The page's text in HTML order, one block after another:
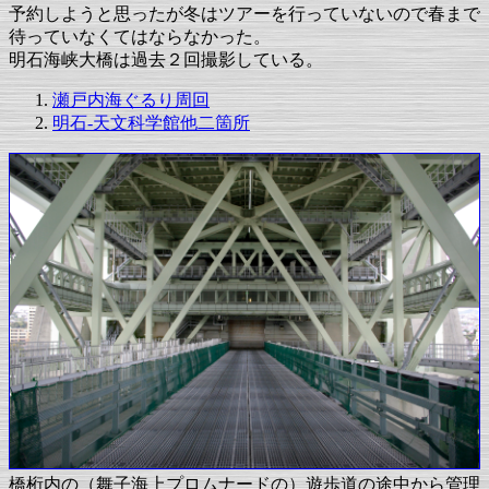
予約しようと思ったが冬はツアーを行っていないので春まで
待っていなくてはならなかった。
明石海峡大橋は過去２回撮影している。
瀬戸内海ぐるり周回
明石-天文科学館他二箇所
橋桁内の（舞子海上プロムナードの）遊歩道の途中から管理